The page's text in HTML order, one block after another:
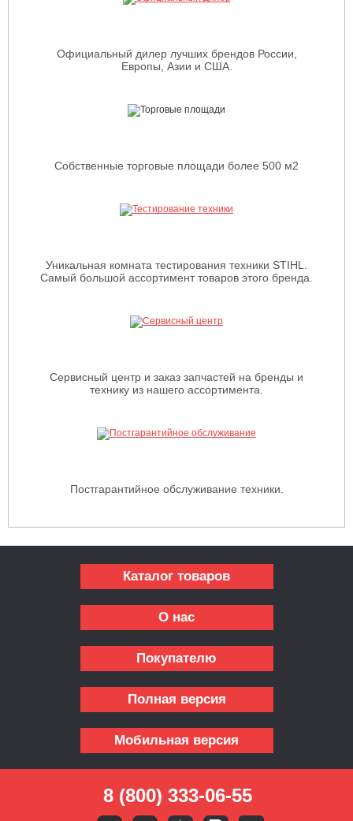
Официальный дилер лучших брендов России,
Европы, Азии и США.
Собственные торговые площади более 500 м2
Уникальная комната тестирования техники STIHL.
Самый большой ассортимент товаров этого бренда.
Сервисный центр и заказ запчастей на бренды и
технику из нашего ассортимента.
Постгарантийное обслуживание техники.
Каталог товаров
О нас
Покупателю
Полная версия
Мобильная версия
8 (800) 333-06-55